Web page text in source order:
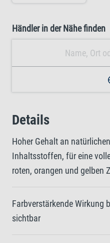
Händler in der Nähe finden
Details
Hoher Gehalt an
Inhaltsstoffen, für eine
roten, orangen und gelben
Farbverstärkende Wirkung
sichtbar